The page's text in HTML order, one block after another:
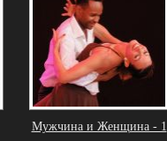
Мужчина и Женщина - 1